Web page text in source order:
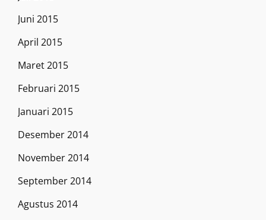
Juni 2015
April 2015
Maret 2015
Februari 2015
Januari 2015
Desember 2014
November 2014
September 2014
Agustus 2014